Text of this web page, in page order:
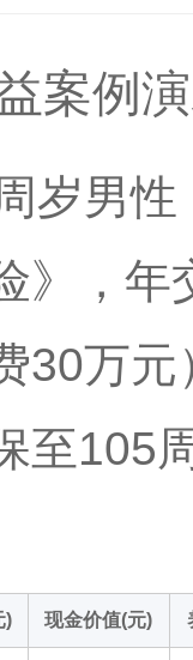
案例
岁男
》，年
30万
至105
) 现金价值(元)